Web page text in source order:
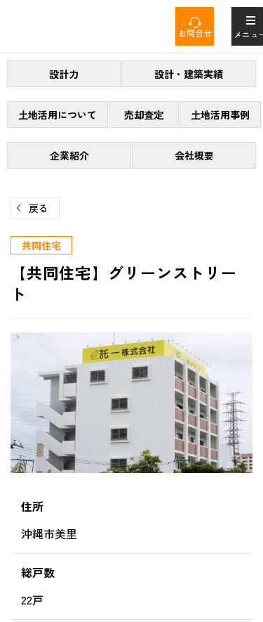
ン
キ
プ
お問合せ メニュー
設計力 設計・建築実績
土地活用について 売却査定 土地活用事例
企業紹介 会社概要
戻る
共同住宅
【共同住宅】グリーンストリー
ト
住所
沖縄市美里
総戸数
22戸